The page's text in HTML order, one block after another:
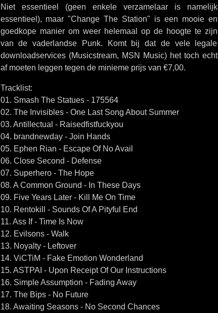
Niet essentieel (geen enkele verzamelaar is namelijk
essentieel), maar "Change The Station" is een mooie en
goedkope manier om weer helemaal op de hoogte te zijn
van de vaderlandse Punk. Komt bij dat de vele legale
downloadservices (Musicstream, MSN Music) het toch echt
af moeten leggen tegen de minieme prijs van €7,00.
Tracklist:
01. Smash The Statues - 175564
02. The Invisibles - One Last Song About Summer
03. Antillectual - Raisedfistfuckyou
04. brandnewday - Join Hands
05. Ephen Rian - Escape Of No Avail
06. Close Second - Defense
07. Superhero - The Hope
08. A Common Ground - In These Days
09. Five Years Later - Kill Me On Time
10. Rentokill - Sounds Of A Pityful End
11. Ass If - Time Is Now
12. Evilsons - Walk
13. Noyalty - Leftover
14. ViCTiM - Fake Emotion Wonderland
15. ASTPAI - Upon Receipt Of Our Instructions
16. Simple Assumption - Fading Away
17. The Bips - No Future
18. Awaiting Seasons - No Second Chances